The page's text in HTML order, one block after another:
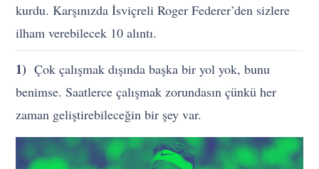
kurdu. Karşınızda İsviçreli Roger Federer’den sizlere
ilham verebilecek 10 alıntı.
1) Çok çalışmak dışında başka bir yol yok, bunu
benimse. Saatlerce çalışmak zorundasın çünkü her
zaman geliştirebileceğin bir şey var.